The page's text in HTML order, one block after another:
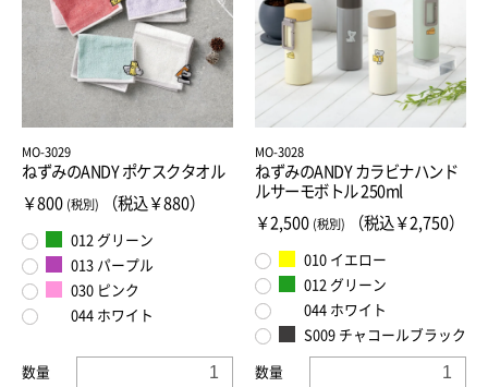
MO-3029
ねずみのANDY ポケスクタオル
￥800 (税別) （税込￥880）
012 グリーン
013 パープル
030 ピンク
044 ホワイト
数量
MO-3028
ねずみのANDY カラビナハンド
ルサーモボトル 250ml
￥2,500 (税別) （税込￥2,750）
010 イエロー
012 グリーン
044 ホワイト
S009 チャコールブラック
数量
お買い物を続ける カートへ進む